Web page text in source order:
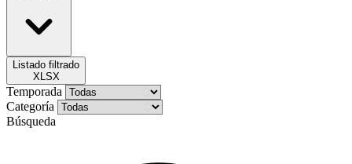
Listado filtrado
XLSX
Temporada
Categoría
Búsqueda